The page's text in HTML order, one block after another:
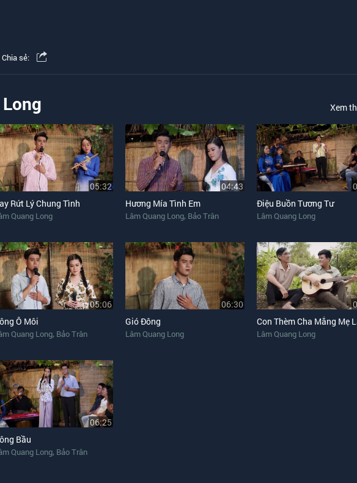
Chia sẻ:
Xem
05:32
Rứt Lý Chung Tình
Quang Long
04:43
Hương Mía Tình Em
Lâm Quang Long, Bảo Trân
Điệu Buồn Tương Tư
Lâm Quang Long
05:06
Ô Môi
Quang Long, Bảo Trân
06:30
Gió Đông
Lâm Quang Long
Con Thèm Cha Mắng Mẹ
Lâm Quang Long
06:25
Bầu
Quang Long, Bảo Trân